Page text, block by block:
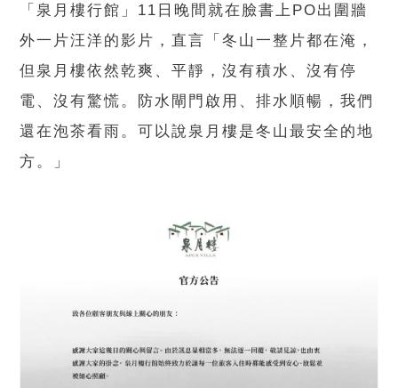
「泉月樓行館」11日晚間就在臉書上PO出圍牆
外一片汪洋的影片，直言「冬山一整片都在淹，
但泉月樓依然乾爽、平靜，沒有積水、沒有停
電、沒有驚慌。防水閘門啟用、排水順暢，我們
還在泡茶看雨。可以說泉月樓是冬山最安全的地
方。」